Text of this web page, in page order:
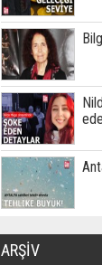
ARŞİV